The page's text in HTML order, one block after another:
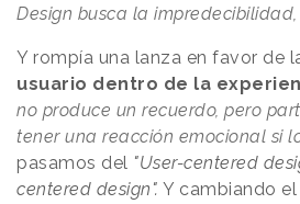
Design busca la impredecibilidad,
Y rompía una lanza en favor de
usuario dentro de la
no produce un recuerdo, pero
tener una reacción emocional si
pasamos del "User-centered
centered design". Y cambiando